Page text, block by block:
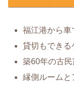
福江港から車
貸切もできる
築60年の古
縁側ルームと